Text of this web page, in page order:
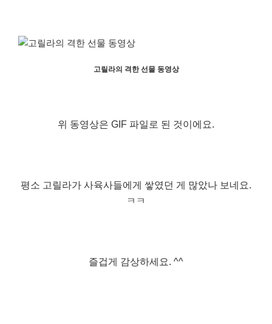
고릴라의 격한 선물 동영상
위 동영상은 GIF 파일로 된 것이에요.
평소 고릴라가 사육사들에게 쌓였던 게 많았나 보네요.
ㅋㅋ
즐겁게 감상하세요. ^^